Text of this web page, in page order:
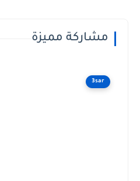
مشاركة مميزة
3sar